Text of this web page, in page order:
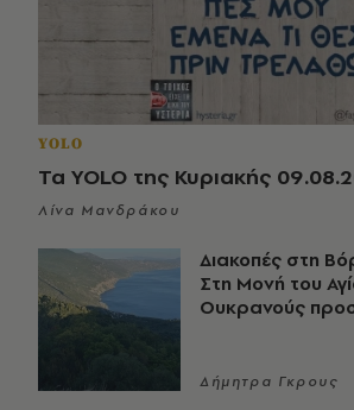
YOLO
Τα YOLO της Κυριακής
Λίνα Μανδράκου
Διακοπές στη
Στη Μονή του
Ουκρανούς
Δήμητρα Γκρους